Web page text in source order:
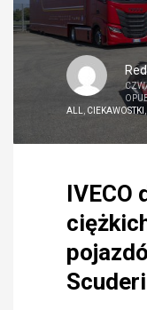
ALL, CIEKAWOSTKI ,
IVECO